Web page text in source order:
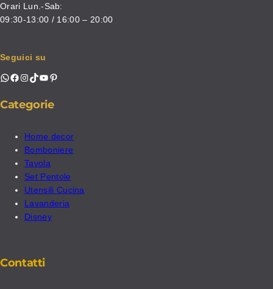
Orari Lun.-Sab:
09:30-13:00 / 16:00 – 20:00
Seguici su
WhatsApp Facebook Instagram TikTok YouTube Pinterest
Categorie
Home decor
Bomboniere
Tavola
Set Pentole
Utensili Cucina
Lavanderia
Disney
Contatti